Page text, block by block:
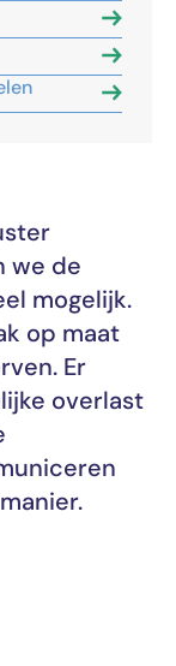
we de
mogelijk.
op maat
Er
overlast